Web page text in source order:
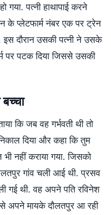
गया. पत्नी हाथापाई करने
के प्लेटफार्म नंबर एक पर ट्रेन
दौरान उसकी पत्नी ने उसके
पर पटक दिया जिससे उसकी
कि जब वह गर्भवती थी तो
दिया और कहा कि तुम
नहीं कराया गया. जिसको
गांव चली आई थी. प्रसव
गई थी. वह अपने पति रविनेश
अपने मायके दौलतपुर आ रही